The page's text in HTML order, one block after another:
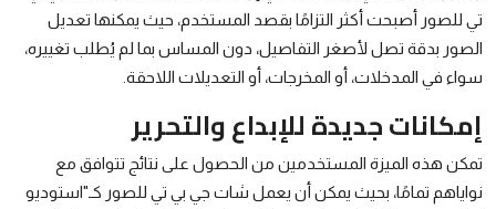
تي للصور أصبحت أكثر التزامًا بقصد المستخدم، حيث يمكنها تعديل
الصور بدقة تصل لأصغر التفاصيل، دون المساس بما لم يُطلب تغييره،
سواء في المدخلات، أو المخرجات، أو التعديلات اللاحقة.
إمكانات جديدة للإبداع والتحرير
تمكن هذه الميزة المستخدمين من الحصول على نتائج تتوافق مع
نواياهم تمامًا، بحيث يمكن أن يعمل شات جي بي تي للصور كـ"استوديو